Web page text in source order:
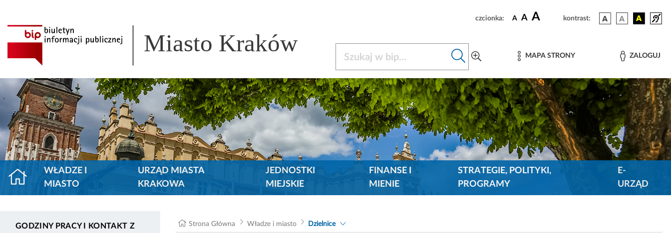
czcionka: A A A kontrast:
Miasto Kraków MAPA STRONY ZALOGUJ
WŁADZE I
MIASTO
URZĄD MIASTA
KRAKOWA
JEDNOSTKI
MIEJSKIE
FINANSE I
MIENIE
STRATEGIE, POLITYKI,
PROGRAMY
E-
URZĄD
GODZINY PRACY I KONTAKT Z
Strona Główna Władze i miasto Dzielnice